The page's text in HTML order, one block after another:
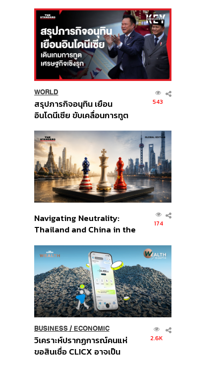
WORLD
สรุปภารกิจอนุทิน เยือน
อินโดนีเซีย ขับเคลื่อนการทูต
ส่วนยุทธศาสตร์ไทย –
อินโดนีเซีย
543
Navigating Neutrality:
Thailand and China in the
Order
174
BUSINESS/ ECONOMIC
วิเคราะห์ปรากฏการณ์คนแห่
ขอสินเชื่อ CLICX อาจเป็น
2.6K